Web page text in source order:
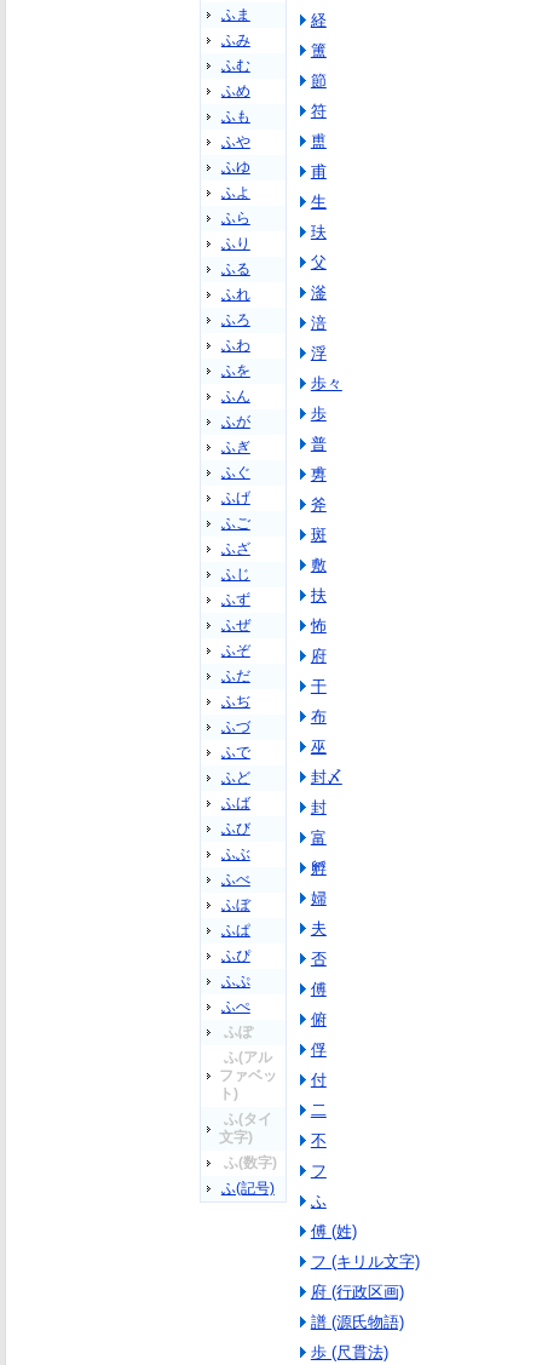
ふま
ふみ
ふむ
ふめ
ふも
ふや
ふゆ
ふよ
ふら
ふり
ふる
ふれ
ふろ
ふわ
ふを
ふん
ふが
ふぎ
ふぐ
ふげ
ふご
ふざ
ふじ
ふず
ふぜ
ふぞ
ふだ
ふぢ
ふづ
ふで
ふど
ふば
ふび
ふぶ
ふべ
ふぼ
ふぱ
ふぴ
ふぷ
ふぺ
ふぽ
ふ(アル
ファベッ
ト)
ふ(タイ
文字)
ふ(数字)
ふ(記号)
経
簠
節
符
盙
甫
生
玞
父
滏
涪
浮
歩々
歩
普
旉
斧
斑
敷
扶
怖
府
干
布
巫
封〆
封
富
孵
婦
夫
否
傅
俯
俘
付
二
不
フ
ふ
傅 (姓)
フ (キリル文字)
府 (行政区画)
譜 (源氏物語)
歩 (尺貫法)